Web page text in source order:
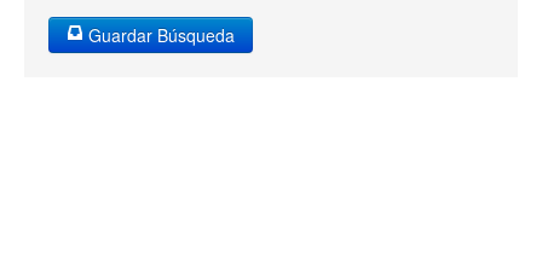
Guardar Búsqueda